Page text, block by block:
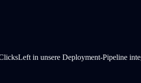
in unsere Deployment-Pipeline